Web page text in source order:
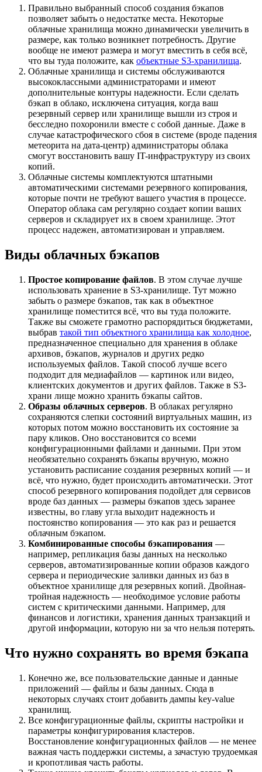
Правильно выбранный способ создания бэкапов
позволяет забыть о недостатке места. Некоторые
облачные хранилища можно динамически увеличить в
размере, как только возникнет потребность. Другие
вообще не имеют размера и могут вместить в себя всё,
что вы туда положите, как объектные S3-хранилища.
Облачные хранилища и системы обслуживаются
высококлассными администраторами и имеют
дополнительные контуры надежности. Если сделать
бэкап в облако, исключена ситуация, когда ваш
резервный сервер или хранилище вышли из строя и
бесследно похоронили вместе с собой данные. Даже в
случае катастрофического сбоя в системе (вроде падения
метеорита на дата-центр) администраторы облака
смогут восстановить вашу IT-инфраструктуру из своих
копий.
Облачные системы комплектуются штатными
автоматическими системами резервного копирования,
которые почти не требуют вашего участия в процессе.
Оператор облака сам регулярно создает копии ваших
серверов и складирует их в своем хранилище. Этот
процесс надежен, автоматизирован и управляем.
Виды облачных бэкапов
Простое копирование файлов. В этом случае лучше
использовать хранение в S3-хранилище. Тут можно
забыть о размере бэкапов, так как в объектное
хранилище поместится всё, что вы туда положите.
Также вы сможете грамотно распорядиться бюджетами,
выбрав такой тип объектного хранилища как холодное,
предназначенное специально для хранения в облаке
архивов, бэкапов, журналов и других редко
используемых файлов. Такой способ лучше всего
подходит для медиафайлов — картинок или видео,
клиентских документов и других файлов. Также в S3-
храни лище можно хранить бэкапы сайтов.
Образы облачных серверов. В облаках регулярно
сохраняются слепки состояний виртуальных машин, из
которых потом можно восстановить их состояние за
пару кликов. Оно восстановится со всеми
конфигурационными файлами и данными. При этом
необязательно сохранять бэкапы вручную, можно
установить расписание создания резервных копий — и
всё, что нужно, будет происходить автоматически. Этот
способ резервного копирования подойдет для сервисов
вроде баз данных — размеры бэкапов здесь заранее
известны, во главу угла выходит надежность и
постоянство копирования — это как раз и решается
облачным бэкапом.
Комбинированные способы бэкапирования —
например, репликация базы данных на несколько
серверов, автоматизированные копии образов каждого
сервера и периодические заливки данных из баз в
объектное хранилище для резервных копий. Двойная-
тройная надежность — необходимое условие работы
систем с критическими данными. Например, для
финансов и логистики, хранения данных транзакций и
другой информации, которую ни за что нельзя потерять.
Что нужно сохранять во время бэкапа
Конечно же, все пользовательские данные и данные
приложений — файлы и базы данных. Сюда в
некоторых случаях стоит добавить дампы key-value
хранилищ.
Все конфигурационные файлы, скрипты настройки и
параметры конфигурирования кластеров.
Восстановление конфигурационных файлов — не менее
важная часть поддержки системы, а зачастую трудоемкая
и кропотливая часть работы.